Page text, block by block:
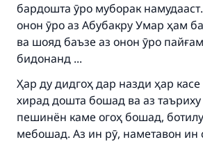
бардошта ӯро муборак
онон ӯро аз Абубакру Умар ҳам
ва шояд баъзе аз онон ӯро
бидонанд ...
Ҳар ду дидгоҳ дар назди ҳар
хирад дошта бошад ва аз таъриху
пешинён каме огоҳ бошад,
мебошад. Аз ин рӯ, наметавон ин
Support IslamQA